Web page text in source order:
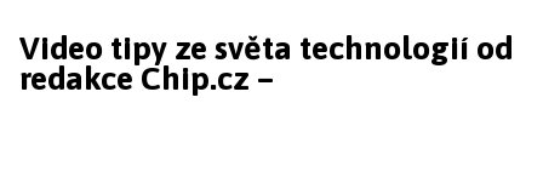
Video tipy ze světa technologií od
redakce Chip.cz –